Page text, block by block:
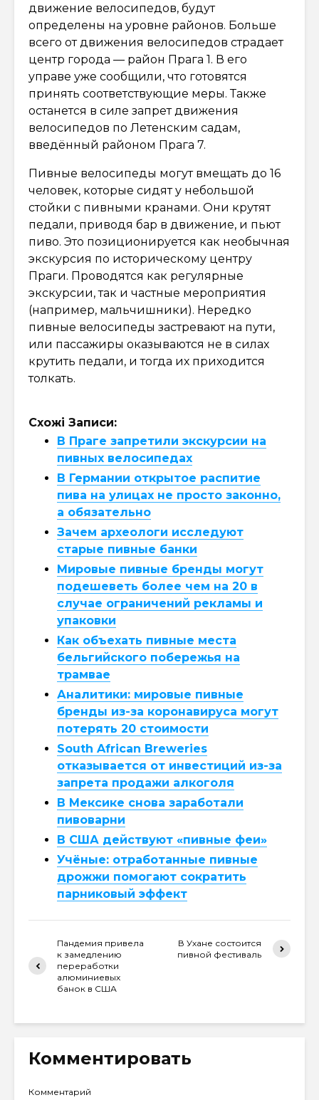
движение велосипедов, будут
определены на уровне районов. Больше
всего от движения велосипедов страдает
центр города — район Прага 1. В его
управе уже сообщили, что готовятся
принять соответствующие меры. Также
останется в силе запрет движения
велосипедов по Летенским садам,
введённый районом Прага 7.
Пивные велосипеды могут вмещать до 16
человек, которые сидят у небольшой
стойки с пивными кранами. Они крутят
педали, приводя бар в движение, и пьют
пиво. Это позиционируется как необычная
экскурсия по историческому центру
Праги. Проводятся как регулярные
экскурсии, так и частные мероприятия
(например, мальчишники). Нередко
пивные велосипеды застревают на пути,
или пассажиры оказываются не в силах
крутить педали, и тогда их приходится
толкать.
Схожі Записи:
В Праге запретили экскурсии на
пивных велосипедах
В Германии открытое распитие
пива на улицах не просто законно,
а обязательно
Зачем археологи исследуют
старые пивные банки
Мировые пивные бренды могут
подешеветь более чем на 20 в
случае ограничений рекламы и
упаковки
Как объехать пивные места
бельгийского побережья на
трамвае
Аналитики: мировые пивные
бренды из-за коронавируса могут
потерять 20 стоимости
South African Breweries
отказывается от инвестиций из-за
запрета продажи алкоголя
В Мексике снова заработали
пивоварни
В США действуют «пивные феи»
Учёные: отработанные пивные
дрожжи помогают сократить
парниковый эффект
Пандемия привела
к замедлению
переработки
алюминиевых
банок в США
В Ухане состоится
пивной фестиваль
Комментировать
Комментарий